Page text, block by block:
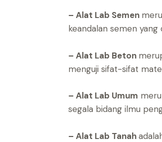
– Alat Lab Semen
keandalan semen
– Alat Lab Beton
menguji sifat-sifat
– Alat Lab Umum
segala bidang ilmu
– Alat Lab Tanah